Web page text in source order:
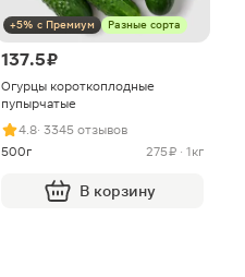
+5% с Премиум Разные сорта
137.5 ₽
Огурцы короткоплодные
пупырчатые
4.8· 3345 отзывов
500г
275 ₽ · 1кг
В корзину